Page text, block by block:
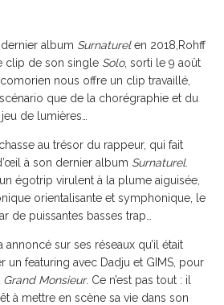
album Surnaturelen 2018,Rohff
clip de son single Solo, sorti le 9 août
nous offre un clip travaillé,
que de la chorégraphie et du
jeu de lumières…
au trésor du rappeur, qui fait
à son dernier album Surnaturel.
un égotrip virulent à la plume aiguisée,
orientalisante et symphonique, le
de puissantes basses trap…
annoncé sur ses réseaux qu’il était
un featuring avec Dadju et GIMS, pour
Grand Monsieur. Ce n’est pas tout : il
à mettre en scène sa vie dans son